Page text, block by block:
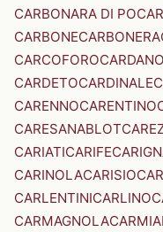
CARBONARA DI PO
CARBONECARBONERA
CARCOFORO
CARDETOCARDINALE
CARENNOCARENTINO
CARESANABLOT
CARIATICARIFE
CARINOLACARISIO
CARLENTINICARLINO
CARMAGNOLA